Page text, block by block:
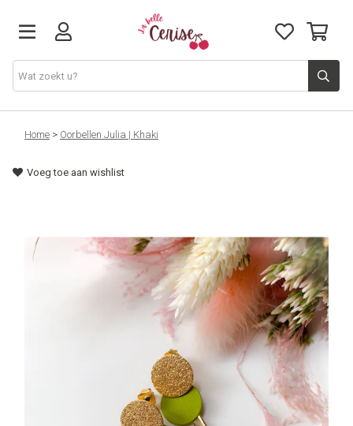
Just arrived
Juwelen & Accessoires
Lifestyle & Gifts
Home > Oorbellen Julia | Khaki
Voeg toe aan wishlist